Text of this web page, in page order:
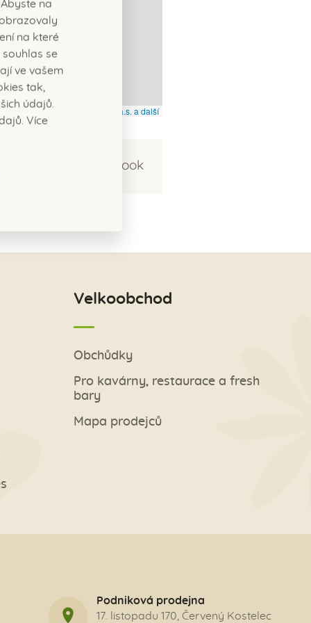
© Seznam.cz a.s. a další
Sdílet na Facebook
Velkoobchod
Obchůdky
Pro kavárny, restaurace a fresh
bary
Mapa prodejců
Podniková prodejna
17. listopadu 170, Červený Kostelec
na
na které
se
ve vašem
tak,
údajů.
Více